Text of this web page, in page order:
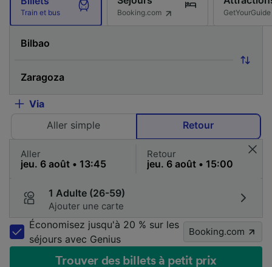
Train et bus Booking.com GetYourGuide
Via
Aller simple
Retour
Aller Retour
1 Adulte (26-59)
Ajouter une carte
Économisez jusqu'à 20 % sur les
séjours avec Genius
Booking.com
Trouver des billets à petit prix